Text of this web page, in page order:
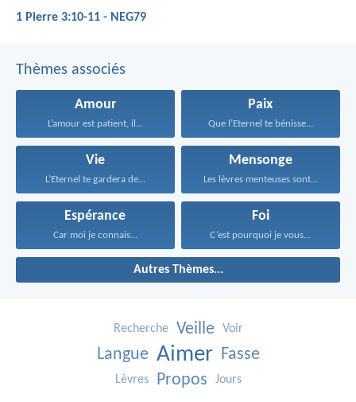
1 Pierre 3:10-11 - NEG79
Thèmes associés
Amour
L’amour est patient, il...
Paix
Que l’Eternel te bénisse...
Vie
L’Eternel te gardera de...
Mensonge
Les lèvres menteuses sont...
Espérance
Car moi je connais...
Foi
C’est pourquoi je vous...
Autres Thèmes...
Recherche Veille Voir
Langue Aimer Fasse
Lèvres Propos Jours